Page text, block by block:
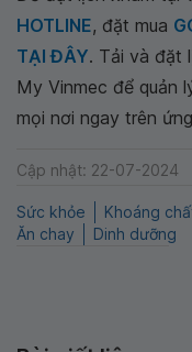
HOTLINE, đặt mua
TẠI ĐÂY. Tải và đặt
My Vinmec để quản
mọi nơi ngay trên
Cập nhật: 22-07-2024
Sức khỏe Khoáng
Ăn chay
Dinh dưỡng